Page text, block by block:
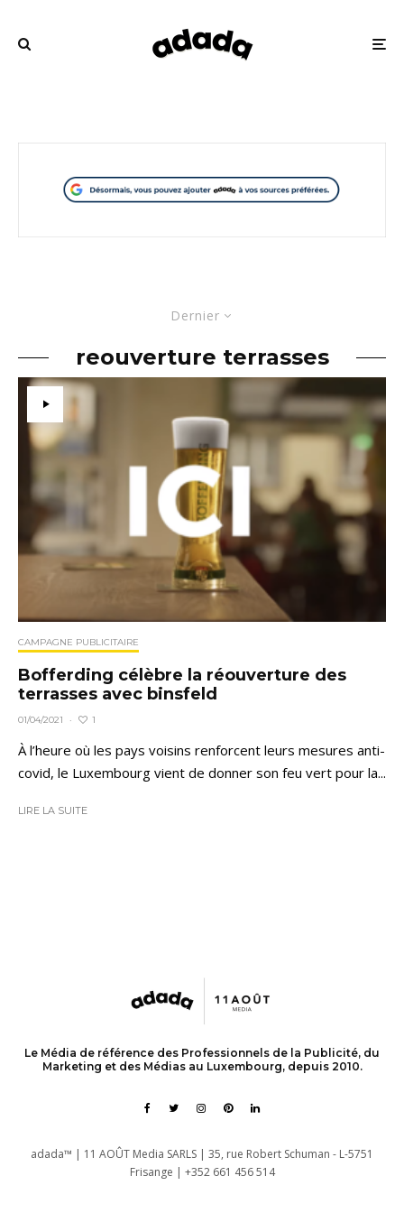
Dernier
reouverture terrasses
CAMPAGNE PUBLICITAIRE
Bofferding célèbre la réouverture des
terrasses avec binsfeld
01/04/2021 · 1
À l’heure où les pays voisins renforcent leurs mesures anti-
covid, le Luxembourg vient de donner son feu vert pour la...
LIRE LA SUITE
Le Média de référence des Professionnels de la Publicité, du
Marketing et des Médias au Luxembourg, depuis 2010.
adada™ | 11 AOÛT Media SARLS | 35, rue Robert Schuman - L-5751
Frisange | +352 661 456 514